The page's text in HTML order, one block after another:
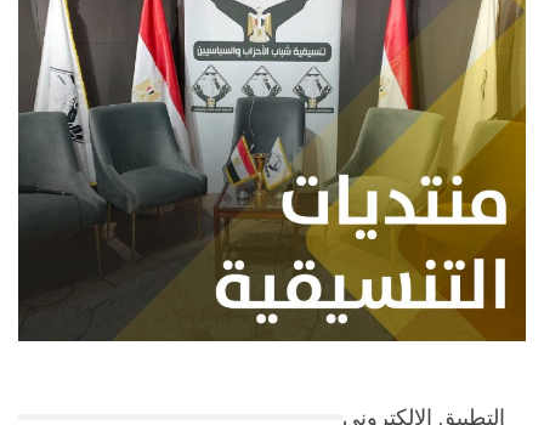
التطبيق الإلكتروني